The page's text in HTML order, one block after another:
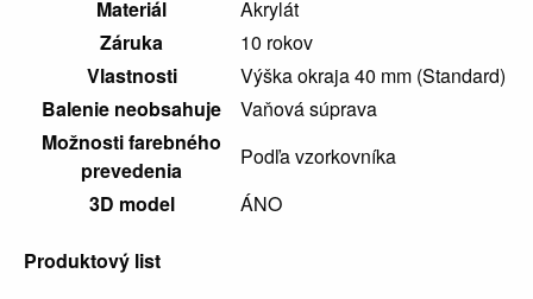
Materiál
Akrylát
Záruka
10 rokov
Vlastnosti
Výška okraja 40 mm (Standard)
Balenie neobsahuje
Vaňová súprava
Možnosti farebného
prevedenia
Podľa vzorkovníka
3D model
ÁNO
Produktový list